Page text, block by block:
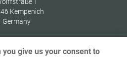
Kempenich
Germany
you give us your consent to